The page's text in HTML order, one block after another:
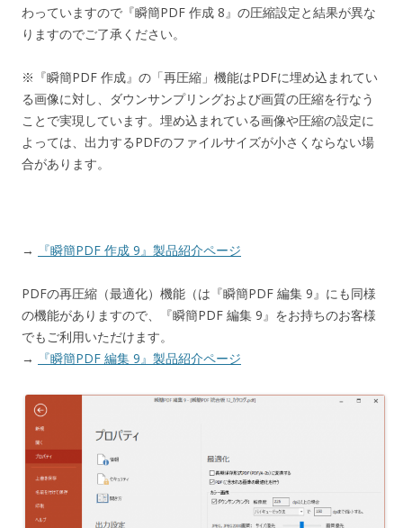
わっていますので『瞬簡PDF 作成 8』の圧縮設定と結果が異な
りますのでご了承ください。
※『瞬簡PDF 作成』の「再圧縮」機能はPDFに埋め込まれてい
る画像に対し、ダウンサンプリングおよび画質の圧縮を行なう
ことで実現しています。埋め込まれている画像や圧縮の設定に
よっては、出力するPDFのファイルサイズが小さくならない場
合があります。
→ 『瞬簡PDF 作成 9』製品紹介ページ
PDFの再圧縮（最適化）機能（は『瞬簡PDF 編集 9』にも同様
の機能がありますので、『瞬簡PDF 編集 9』をお持ちのお客様
でもご利用いただけます。
→
『瞬簡PDF 編集 9』製品紹介ページ